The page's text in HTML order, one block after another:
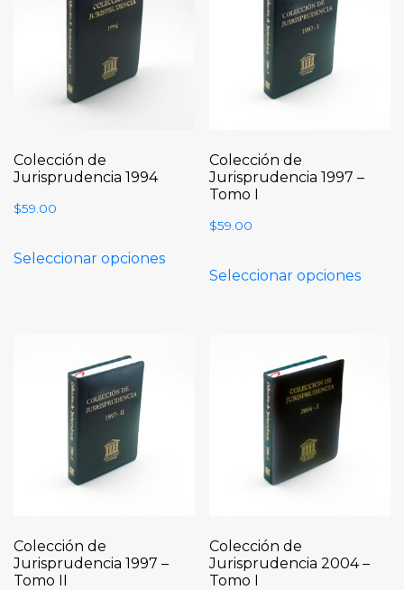
Colección de
Jurisprudencia 1994
$59.00
Seleccionar opciones
Colección de
Jurisprudencia 1997 –
Tomo I
$59.00
Seleccionar opciones
Colección de
Jurisprudencia 1997 –
Tomo II
Colección de
Jurisprudencia 2004 –
Tomo I